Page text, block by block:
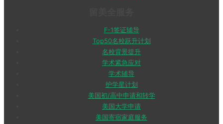
F-1签证辅导
Top50名校跃升计划
名校背景提升
学术紧急应对
学术辅导
护学星计划
美国初/高中申请和转学
美国大学申请
美国寄宿家庭服务